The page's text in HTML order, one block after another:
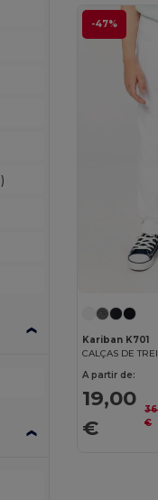
-47%
Kariban K701
CALÇAS DE
A partir de:
19,00
€
€